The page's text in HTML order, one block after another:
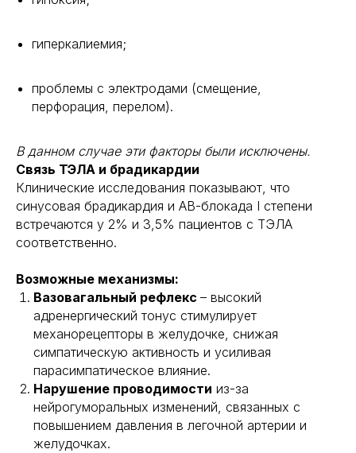
гиперкалиемия;
проблемы с электродами (смещение,
перфорация, перелом).
В данном случае эти факторы были исключены.
Связь ТЭЛА и брадикардии
Клинические исследования показывают, что
синусовая брадикардия и АВ-блокада I степени
встречаются у 2% и 3,5% пациентов с ТЭЛА
соответственно.
Возможные механизмы:
Вазовагальный рефлекс – высокий
адренергический тонус стимулирует
механорецепторы в желудочке, снижая
симпатическую активность и усиливая
парасимпатическое влияние.
Нарушение проводимости из-за
нейрогуморальных изменений, связанных с
повышением давления в легочной артерии и
желудочках.
Юридическая информация
Документы
Публичная оферта
Политика конфиденциальности
Меню
О компании
Кардио-кресло
Инструкции
Блог
Контакты
info@cardioqvark.ru
2024 © Все права защищены